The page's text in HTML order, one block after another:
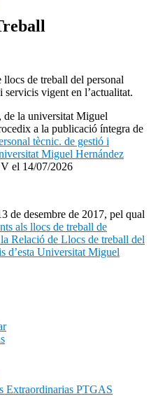
de treball del personal
vigent en l’actualitat.
la universitat Miguel
a la publicació íntegra de
tècnic. de gestió i
Miguel Hernández
el 14/07/2026
de desembre de 2017, pel qual
als llocs de treball de
Relació de Llocs de treball del
d’esta Universitat Miguel
Extraordinarias PTGAS